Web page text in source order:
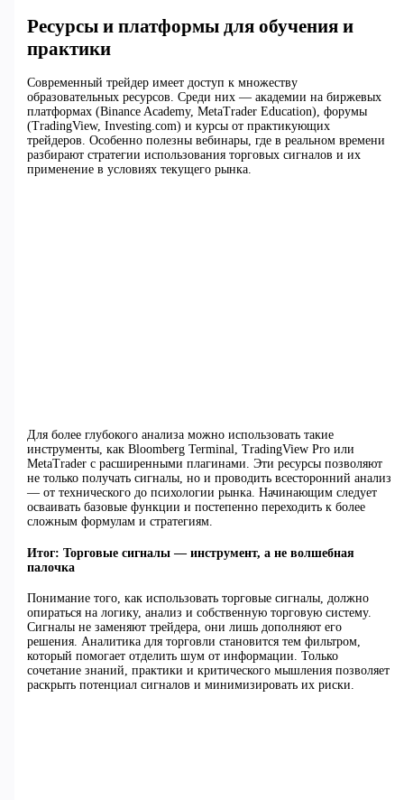
Ресурсы и платформы для обучения и
практики
Современный трейдер имеет доступ к множеству
образовательных ресурсов. Среди них — академии на биржевых
платформах (Binance Academy, MetaTrader Education), форумы
(TradingView, Investing.com) и курсы от практикующих
трейдеров. Особенно полезны вебинары, где в реальном времени
разбирают стратегии использования торговых сигналов и их
применение в условиях текущего рынка.
Для более глубокого анализа можно использовать такие
инструменты, как Bloomberg Terminal, TradingView Pro или
MetaTrader с расширенными плагинами. Эти ресурсы позволяют
не только получать сигналы, но и проводить всесторонний анализ
— от технического до психологии рынка. Начинающим следует
осваивать базовые функции и постепенно переходить к более
сложным формулам и стратегиям.
Итог: Торговые сигналы — инструмент, а не волшебная
палочка
Понимание того, как использовать торговые сигналы, должно
опираться на логику, анализ и собственную торговую систему.
Сигналы не заменяют трейдера, они лишь дополняют его
решения. Аналитика для торговли становится тем фильтром,
который помогает отделить шум от информации. Только
сочетание знаний, практики и критического мышления позволяет
раскрыть потенциал сигналов и минимизировать их риски.